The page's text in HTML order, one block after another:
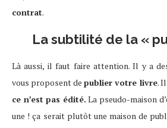
contrat.
La subtilité de la «
Là aussi, il faut faire attention. Il y a
vous proposent depublier votre livre.
ce n’est pas édité. La pseudo-maison
une ! ça serait plutôt une maison de